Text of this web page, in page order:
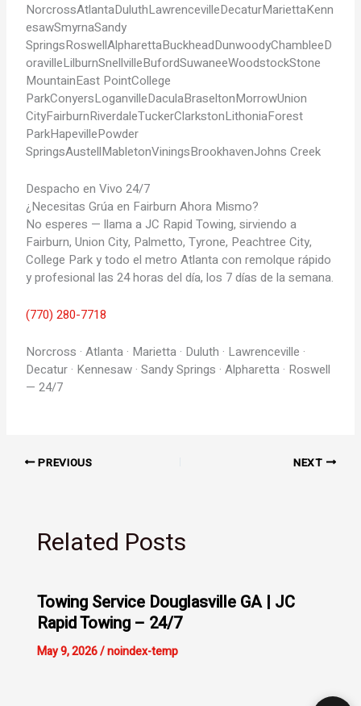
NorcrossAtlantaDuluthLawrencevilleDecaturMariettaKenn
esawSmyrnaSandy
SpringsRoswellAlpharettaBuckheadDunwoodyChambleeD
oravilleLilburnSnellvilleBufordSuwaneeWoodstockStone
MountainEast PointCollege
ParkConyersLoganvilleDaculaBraseltonMorrowUnion
CityFairburnRiverdaleTuckerClarkstonLithoniaForest
ParkHapevillePowder
SpringsAustellMabletonViningsBrookhavenJohns Creek
Despacho en Vivo 24/7
¿Necesitas Grúa en Fairburn Ahora Mismo?
No esperes — llama a JC Rapid Towing, sirviendo a
Fairburn, Union City, Palmetto, Tyrone, Peachtree City,
College Park y todo el metro Atlanta con remolque rápido
y profesional las 24 horas del día, los 7 días de la semana.
(770) 280-7718
Norcross · Atlanta · Marietta · Duluth · Lawrenceville ·
Decatur · Kennesaw · Sandy Springs · Alpharetta · Roswell
— 24/7
PREVIOUS NEXT
Related Posts
Towing Service Douglasville GA | JC
Rapid Towing – 24/7
May 9, 2026/noindex-temp